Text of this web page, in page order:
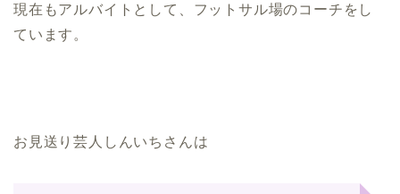
現在もアルバイトとして、フットサル場のコーチをし
ています。
お見送り芸人しんいちさんは